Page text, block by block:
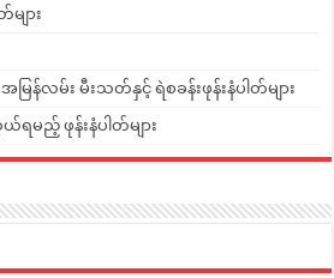
ျား
ြန်လမ်း မီးသတ်နှင့် ရဲစခန်းဖုန်းနံပါတ်များ
မည့် ဖုန်းနံပါတ်များ